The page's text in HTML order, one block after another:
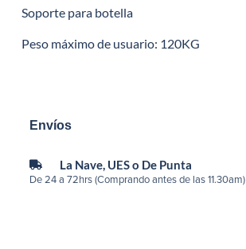
Soporte para botella
Peso máximo de usuario: 120KG
Envíos
La Nave, UES o De Punta
De 24 a 72hrs (Comprando antes de las 11.30am)